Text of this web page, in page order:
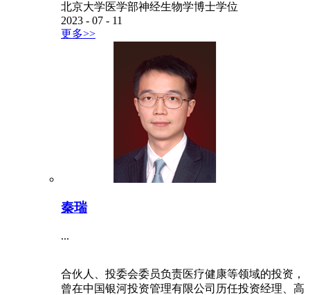
北京大学医学部神经生物学博士学位
2023 - 07 - 11
更多>>
秦瑞
...
合伙人、投委会委员负责医疗健康等领域的投资，
曾在中国银河投资管理有限公司历任投资经理、高